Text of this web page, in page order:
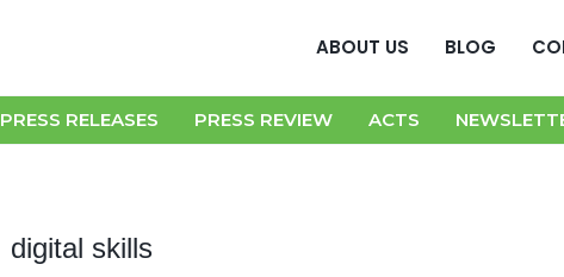
ABOUT US BLOG
PRESS RELEASES PRESS REVIEW ACTS
digital skills